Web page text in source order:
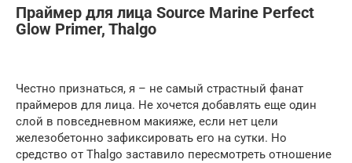
Праймер для лица Source Marine Perfect
Glow Primer, Thalgo
Честно признаться, я – не самый страстный фанат
праймеров для лица. Не хочется добавлять еще один
слой в повседневном макияже, если нет цели
железобетонно зафиксировать его на сутки. Но
средство от Thalgo заставило пересмотреть отношение